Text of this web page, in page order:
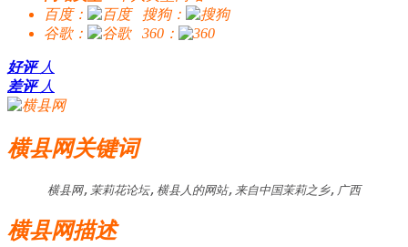
百度：
搜狗：
谷歌：
360：
好评 人
差评 人
横县网关键词
横县网,茉莉花论坛,横县人的网站,来自中国茉莉之乡,广西
横县网描述